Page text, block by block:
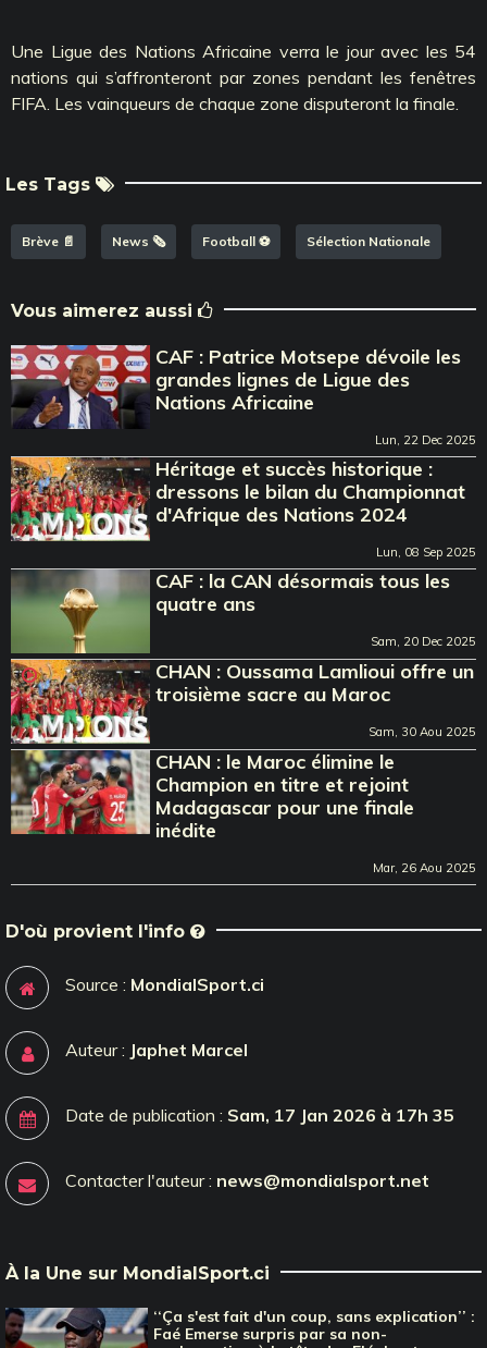
Une Ligue des Nations Africaine verra le jour avec les 54
nations qui s’affronteront par zones pendant les fenêtres
FIFA. Les vainqueurs de chaque zone disputeront la finale.
Les Tags
Brève 📄 News 🗞️ Football ⚽️ Sélection Nationale
Vous aimerez aussi
CAF : Patrice Motsepe dévoile les
grandes lignes de Ligue des
Nations Africaine
Lun, 22 Dec 2025
Héritage et succès historique :
dressons le bilan du Championnat
d'Afrique des Nations 2024
Lun, 08 Sep 2025
CAF : la CAN désormais tous les
quatre ans
Sam, 20 Dec 2025
CHAN : Oussama Lamlioui offre un
troisième sacre au Maroc
Sam, 30 Aou 2025
CHAN : le Maroc élimine le
Champion en titre et rejoint
Madagascar pour une finale
inédite
Mar, 26 Aou 2025
D'où provient l'info
Source : MondialSport.ci
Auteur : Japhet Marcel
Date de publication : Sam, 17 Jan 2026 à 17h 35
Contacter l'auteur : news@mondialsport.net
À la Une sur MondialSport.ci
‘‘Ça s'est fait d'un coup, sans explication’’ :
Faé Emerse surpris par sa non-